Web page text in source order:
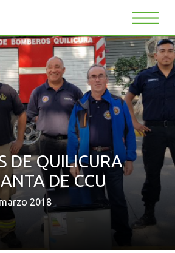
DE QUILICURA
DE CCU
2018